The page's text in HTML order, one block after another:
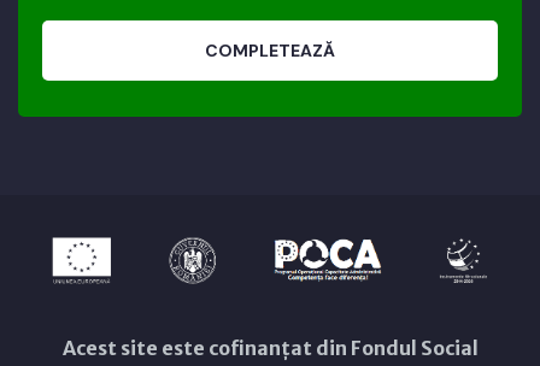
COMPLETEAZĂ
Acest site este cofinanțat din Fondul Social